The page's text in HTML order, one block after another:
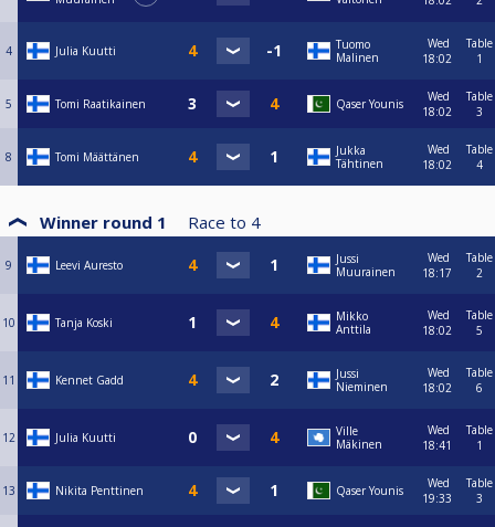
4 Julia Kuutti
Tuomo
Malinen
Wed
18:02
Table
1
5 Tomi Raatikainen Qaser Younis
Wed
18:02
Table
3
8 Tomi Määttänen
Jukka
Tähtinen
Wed
18:02
Table
4
Winner round 1 Race to 4
9 Leevi Auresto
Jussi
Muurainen
Wed
18:17
Table
2
10 Tanja Koski
Mikko
Anttila
Wed
18:02
Table
5
11 Kennet Gadd
Jussi
Nieminen
Wed
18:02
Table
6
12 Julia Kuutti
Ville
Mäkinen
Wed
18:41
Table
1
13 Nikita Penttinen Qaser Younis
Wed
19:33
Table
3